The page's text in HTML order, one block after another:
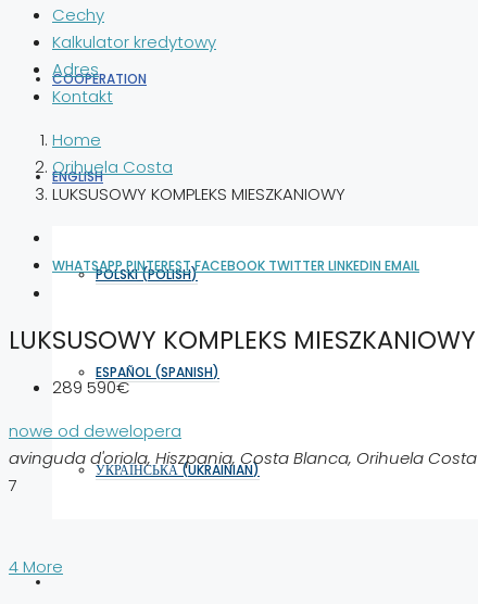
COOPERATION
ENGLISH
POLSKI(POLISH)
ESPAÑOL (SPANISH)
УКРАЇНСЬКА(UKRAINIAN)
Cechy
Kalkulator kredytowy
Adres
Kontakt
Home
Orihuela Costa
LUKSUSOWY KOMPLEKS MIESZKANIOWY
WHATSAPPPINTERESTFACEBOOK TWITTER LINKEDIN EMAIL
LUKSUSOWY KOMPLEKS MIESZKANIOWY
289 590€
nowe od dewelopera
avinguda d'oriola, Hiszpania, Costa Blanca, Orihuela Costa
7
4 More